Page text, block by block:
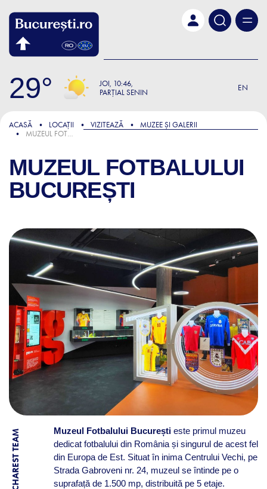
29 JOI 10:46
PARȚIAL SENIN
EN
ACASĂ LOCAȚII VIZITEAZĂ
MUZEE ȘI GALERII
MUZEUL FOTBALULUI BUCUREȘTI
MUZEUL FOTBALULUI
BUCUREȘTI
Muzeul Fotbalului Bucureștieste primul muzeu
dedicat fotbalului din România și singurul de acest fel
din Europa de Est. Situat în inima Centrului Vechi, pe
Strada Gabroveni nr. 24, muzeul se întinde pe o
suprafață de 1.500 mp, distribuită pe 5 etaje. ​